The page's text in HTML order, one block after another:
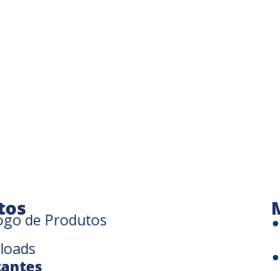
de Produtos